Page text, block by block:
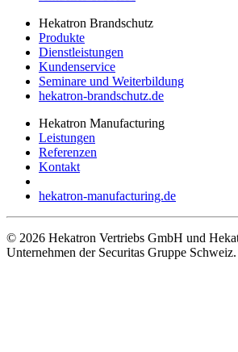
Hekatron Brandschutz
Produkte
Dienstleistungen
Kundenservice
Seminare und Weiterbildung
hekatron-brandschutz.de
Hekatron Manufacturing
Leistungen
Referenzen
Kontakt
hekatron-manufacturing.de
© 2026 Hekatron Vertriebs GmbH und
Unternehmen der Securitas Gruppe Schweiz.